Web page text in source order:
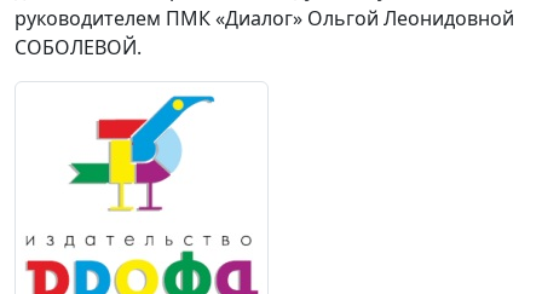
руководителем ПМК «Диалог» Ольгой Леонидовной
СОБОЛЕВОЙ.